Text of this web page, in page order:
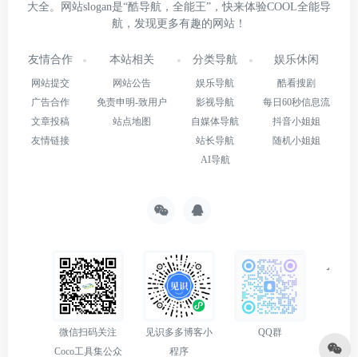
大全。网站slogan是“酷导航，全能王”，快来体验COOL全能导
航，发现更多有趣的网站！
友情合作
网站提交
广告合作
文章投稿
友情链接
本站相关
网站公告
免责申明-致用户
站点地图
分类导航
娱乐导航
影视导航
自媒体导航
站长导航
AI导航
娱乐休闲
酷看搜剧
每日60秒信息流
抖音小姐姐
随机小姐姐
微信扫码关注
Coco工具集公众
见识多多博客小
程序
QQ群